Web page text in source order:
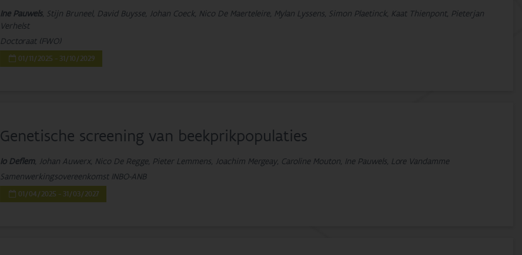
Ine Pauwels, Stijn Bruneel, David Buysse, Johan Coeck, Nico De Maerteleire, Mylan Lyssens, Simon Plaetinck, Kaat Thienpont, Pieterjan
Verhelst
Doctoraat (FWO)
01/11/2025 - 31/10/2029
Genetische screening van beekprikpopulaties
Io Deflem, Johan Auwerx, Nico De Regge, Pieter Lemmens, Joachim Mergeay, Caroline Mouton, Ine Pauwels, Lore Vandamme
Samenwerkingsovereenkomst INBO-ANB
01/04/2025 - 31/03/2027